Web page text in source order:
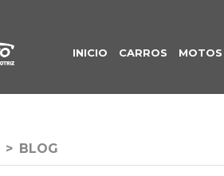
INICIO CARROS MOTOS
> BLOG